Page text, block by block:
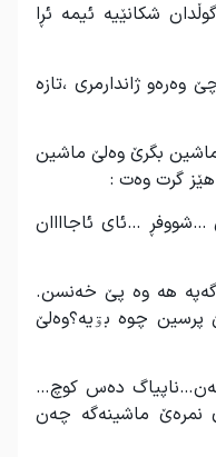
شکانێیە ئیمە ئڕا
ژاندارمری ،تازە
بگرێ وەلێ ماشین
هێز گرت وەت :
…شووفڕ …ئای ئاجاااان
هە وە پێ خەنسن.
پرسین چوە بۊیە؟وەلێ
دەس کوچ…
ماشینەگە چەن